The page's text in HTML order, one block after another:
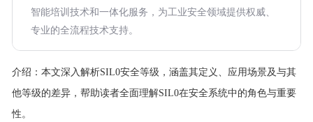
智能培训技术和一体化服务，为工业安全领域提供权威、
专业的全流程技术支持。
介绍： 本文深入解析SIL0安全等级，涵盖其定义、应用场景及与其
他等级的差异，帮助读者全面理解SIL0在安全系统中的角色与重要
性。